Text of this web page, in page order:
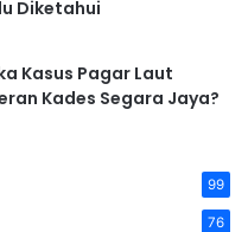
Diketahui
Kasus Pagar Laut
Kades Segara Jaya?
99
76